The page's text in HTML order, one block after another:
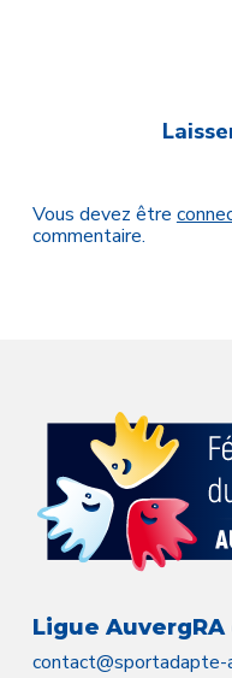
Vous devez être
commentaire.
Ligue
contact@sportadapte-